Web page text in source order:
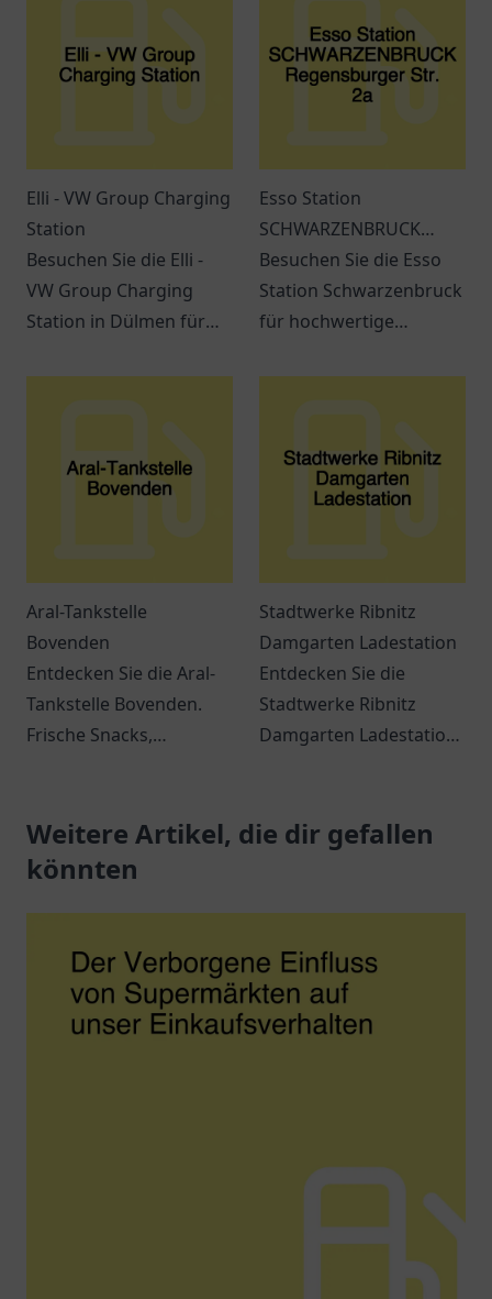
Elli - VW Group Charging
Station
Besuchen Sie die Elli -
VW Group Charging
Station in Dülmen für
Ladelösung für
Esso Station
SCHWARZENBRUCK
Regensburger Str. 2a
Besuchen Sie die Esso
Station Schwarzenbruck
für hochwertige
erstklassigen Service.
der Nähe!
Aral-Tankstelle
Bovenden
Entdecken Sie die Aral-
Tankstelle Bovenden.
Frische Snacks,
Reisende.
Stadtwerke Ribnitz
Damgarten Ladestation
Entdecken Sie die
Stadtwerke Ribnitz
Damgarten Ladestation
Ladestation für
Elektrofahrzeuge in
Weitere Artikel, die dir gefallen
könnten